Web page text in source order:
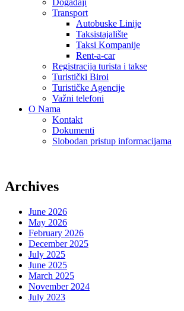
Događaji
Transport
Autobuske Linije
Taksistajalište
Taksi Kompanije
Rent-a-car
Registracija turista i takse
Turistički Biroi
Turističke Agencije
Važni telefoni
O Nama
Kontakt
Dokumenti
Slobodan pristup informacijama
Archives
June 2026
May 2026
February 2026
December 2025
July 2025
June 2025
March 2025
November 2024
July 2023